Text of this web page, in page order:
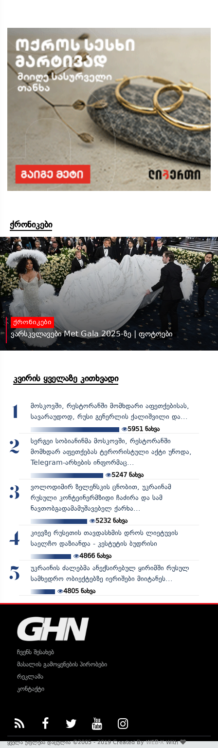
ქრონიკები
ქრონიკები
ვარსკვლავები Met Gala 2025-ზე | ფოტოები
კვირის ყველაზე კითხვადი
1
მოსკოვში, რესტორანში მომხდარი აფეთქებისას,
სავარაუდოდ, რუსი გენერლის ქალიშვილი და...
5951 ნახვა
2
სერგეი სობიანინმა მოსკოვში, რესტორანში
მომხდარ აფეთქებას ტერორისტული აქტი უწოდა,
Telegram-არხების ინფორმაც...
5247ნახვა
3
ვოლოდიმირ ზელენსკის ცნობით, უკრაინამ
რუსული კონტეინერმზიდი ჩაძირა და სამ
ნავთობგადამამუშავებელ ქარხა...
5232ნახვა
4
კიევზე რუსეთის თავდასხმის დროს ლიეტუვის
საელჩო დაზიანდა - კესტუტის ბუდრისი
4866ნახვა
5
უკრაინის ძალებმა ანექსირებულ ყირიმში რუსულ
სამხედრო ობიექტებზე იერიშები მიიტანეს...
4805ნახვა
ჩვენს შესახებ
მასალის გამოყენების პირობები
რეკლამა
კონტაქტი
ყველა უფლება დაცულია ©2005 - 2019 Created ByWEB-XWith